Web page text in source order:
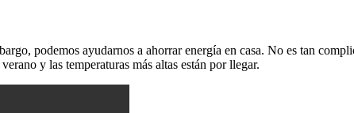
podemos ayudarnos a ahorrar energía en casa. No es tan
y las temperaturas más altas están por llegar.